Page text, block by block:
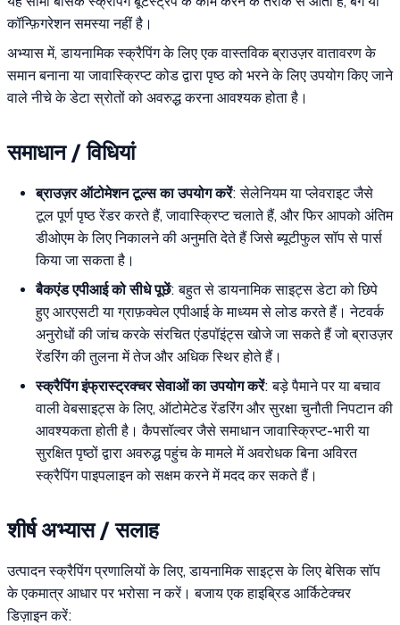
कॉन्फ़िगरेशन समस्या नहीं है।
अभ्यास में, डायनामिक स्क्रैपिंग के लिए एक वास्तविक ब्राउज़र वातावरण के
समान बनाना या जावास्क्रिप्ट कोड द्वारा पृष्ठ को भरने के लिए उपयोग किए जाने
वाले नीचे के डेटा स्रोतों को अवरुद्ध करना आवश्यक होता है।
समाधान / विधियां
ब्राउज़र ऑटोमेशन टूल्स का उपयोग करें: सेलेनियम या प्लेवराइट जैसे
टूल पूर्ण पृष्ठ रेंडर करते हैं, जावास्क्रिप्ट चलाते हैं, और फिर आपको अंतिम
डीओएम के लिए निकालने की अनुमति देते हैं जिसे ब्यूटीफुल सॉप से पार्स
किया जा सकता है।
बैकएंड एपीआई को सीधे पूछें: बहुत से डायनामिक साइट्स डेटा को छिपे
हुए आरएसटी या ग्राफ़क्वेल एपीआई के माध्यम से लोड करते हैं। नेटवर्क
अनुरोधों की जांच करके संरचित एंडपॉइंट्स खोजे जा सकते हैं जो ब्राउज़र
रेंडरिंग की तुलना में तेज और अधिक स्थिर होते हैं।
स्क्रैपिंग इंफ्रास्ट्रक्चर सेवाओं का उपयोग करें: बड़े पैमाने पर या बचाव
वाली वेबसाइट्स के लिए, ऑटोमेटेड रेंडरिंग और सुरक्षा चुनौती निपटान की
आवश्यकता होती है। कैपसॉल्वर जैसे समाधान जावास्क्रिप्ट-भारी या
सुरक्षित पृष्ठों द्वारा अवरुद्ध पहुंच के मामले में अवरोधक बिना अविरत
स्क्रैपिंग पाइपलाइन को सक्षम करने में मदद कर सकते हैं।
शीर्ष अभ्यास / सलाह
उत्पादन स्क्रैपिंग प्रणालियों के लिए, डायनामिक साइट्स के लिए बेसिक सॉप
के एकमात्र आधार पर भरोसा न करें। बजाय एक हाइब्रिड आर्किटेक्चर
डिज़ाइन करें: